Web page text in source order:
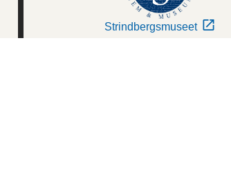
Strindbergsmuseet